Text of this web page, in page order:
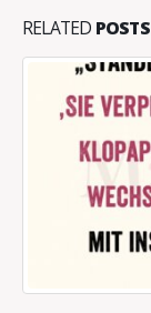
RELATED POSTS